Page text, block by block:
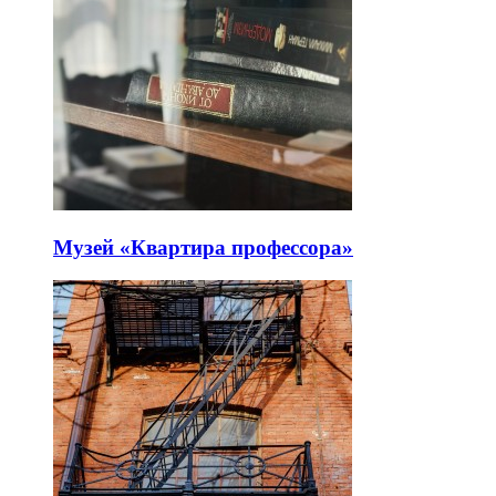
Музей «Квартира профессора»